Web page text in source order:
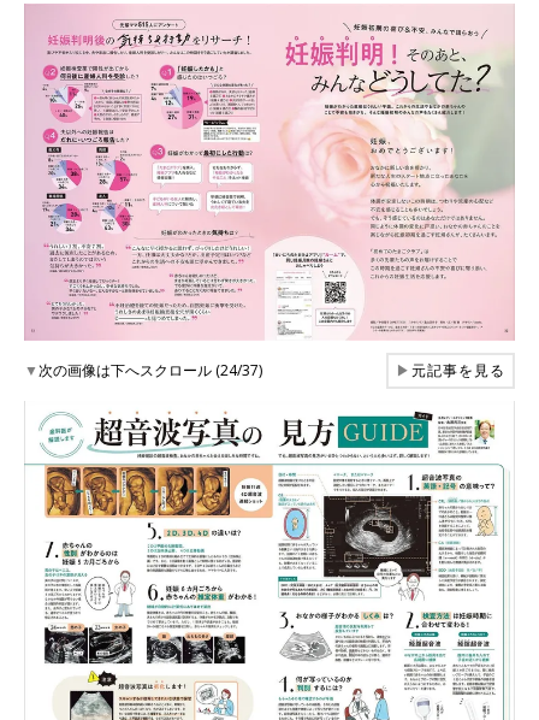
▼次の画像は下へスクロール (24/37) ▶元記事を見る